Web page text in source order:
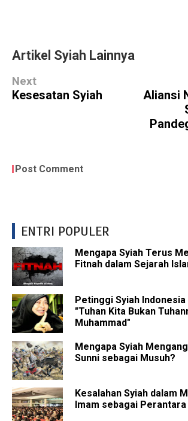
Artikel Syiah Lainnya
Next
Kesesatan Syiah
Aliansi
Post Comment
ENTRI POPULER
Mengapa Syiah Terus
Fitnah dalam Sejarah
Petinggi Syiah Indonesia
"Tuhan Kita Bukan
Muhammad"
Mengapa Syiah
Sunni sebagai Musuh?
Kesalahan Syiah dalam
Imam sebagai